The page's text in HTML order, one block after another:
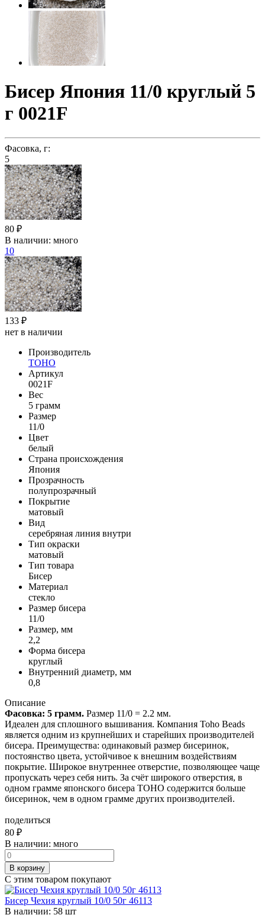
Бисер Япония 11/0 круглый 5
г 0021F
Фасовка, г:
5
80 ₽
В наличии: много
10
133 ₽
нет в наличии
Производитель
TOHO
Артикул
0021F
Вес
5 грамм
Размер
11/0
Цвет
белый
Страна происхождения
Япония
Прозрачность
полупрозрачный
Покрытие
матовый
Вид
серебряная линия внутри
Тип окраски
матовый
Тип товара
Бисер
Материал
стекло
Размер бисера
11/0
Размер, мм
2,2
Форма бисера
круглый
Внутренний диаметр, мм
0,8
Описание
Фасовка: 5 грамм. Размер 11/0 = 2.2 мм.
Идеален для сплошного вышивания. Компания Toho Beads
является одним из крупнейших и старейших производителей
бисера. Преимущества: одинаковый размер бисеринок,
постоянство цвета, устойчивое к внешним воздействиям
покрытие. Широкое внутреннее отверстие, позволяющее чаще
пропускать через себя нить. За счёт широкого отверстия, в
одном грамме японского бисера TOHO содержится больше
бисеринок, чем в одном грамме других производителей.
поделиться
80 ₽
В наличии: много
В корзину
С этим товаром покупают
Бисер Чехия круглый 10/0 50г 46113
В наличии: 58 шт